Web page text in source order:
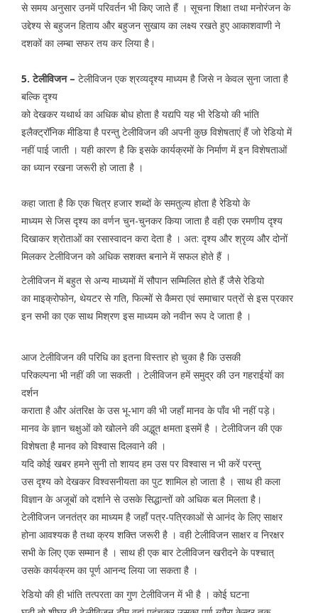
से समय अनुसार उनमें परिवर्तन भी किए जाते हैं । सूचना शिक्षा तथा मनोरंजन के
उद्देश्य से बहुजन हिताय और बहुजन सुखाय का लक्ष्य रखते हुए आकाशवाणी ने
दशकों का लम्बा सफर तय कर लिया है।
5. टेलीविजन – टेलीविजन एक श्रव्यदृश्य माध्यम है जिसे न केवल सुना जाता है
बल्कि दृश्य
को देखकर यथार्थ का अधिक बोध होता है यद्यपि यह भी रेडियो की भांति
इलैक्ट्रॉनिक मीडिया है परन्तु टेलीविजन की अपनी कुछ विशेषताएं हैं जो रेडियो में
नहीं पाई जाती । यही कारण है कि इसके कार्यक्रमों के निर्माण में इन विशेषताओं
का ध्यान रखना जरूरी हो जाता है ।
कहा जाता है कि एक चित्र हजार शब्दों के समतुल्य होता है रेडियो के
माध्यम से जिस दृश्य का वर्णन चुन-चुनकर किया जाता है वही एक रमणीय दृश्य
दिखाकर श्रोताओं का रसास्वादन करा देता है । अत: दृश्य और श्रृव्य और दोनों
मिलकर टेलीविजन को अधिक सशक्त बनाने में सफल होते हैं ।
टेलीविजन में बहुत से अन्य माध्यमों में सौपान सम्मिलित होते हैं जैसे रेडियो
का माइक्रोफोन, थेयटर से गति, फिल्मों से कैमरा एवं समाचार पत्रों से इस प्रकार
इन सभी का एक साथ मिश्रण इस माध्यम को नवीन रूप दे जाता है ।
आज टेलीविजन की परिधि का इतना विस्तार हो चुका है कि उसकी
परिकल्पना भी नहीं की जा सकती । टेलीविजन हमें समुद्र की उन गहराईयों का
दर्शन
कराता है और अंतरिक्ष के उस भू-भाग की भी जहॉं मानव के पॉंव भी नहीं पड़े।
मानव के ज्ञान चक्षुओं को खोलने की अद्भूत क्षमता इसमें है । टेलीविजन की एक
विशेषता है मानव को विश्वास दिलवाने की ।
यदि कोई खबर हमने सुनी तो शायद हम उस पर विश्वास न भी करें परन्तु
उस दृश्य को देखकर विश्वसनीयता का पुट शामिल हो जाता है । साथ ही कला
विज्ञान के अजूबों को दर्शाने से उसके सिद्धान्तों को अधिक बल मिलता है।
टेलीविजन जनतंत्र का माध्यम है जहॉं पत्र-पत्रिकाओं से आनंद के लिए साक्षर
होना आवश्यक है तथा क्रय शक्ति जरूरी है । वही टेलीविजन साक्षर व निरक्षर
सभी के लिए एक सम्मान है । साथ ही एक बार टेलीविजन खरीदने के पश्चात्
उसके कार्यक्रम का पूर्ण आनन्द लिया जा सकता है ।
रेडियो की ही भांति तत्परता का गुण टेलीविजन में भी है । कोई घटना